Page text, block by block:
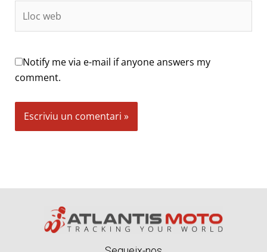
web
Notify me via e-mail if anyone answers my
comment.